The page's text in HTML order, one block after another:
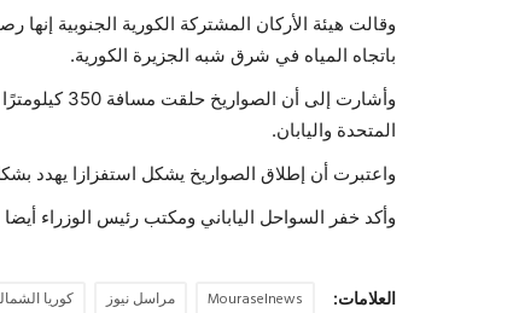
وقالت هيئة الأركان المشتركة الكورية الجنوبية
باتجاه المياه في شرق شبه الجزيرة الكورية.
وأشارت إلى
المتحدة واليابان.
واعتبرت أن إطلاق الصواريخ يشكل استفزازا يهدد
وأكد خفر السواحل الياباني ومكتب رئيس الوزراء
العلامات: Mouraselnews مراسل نيوز كوريا